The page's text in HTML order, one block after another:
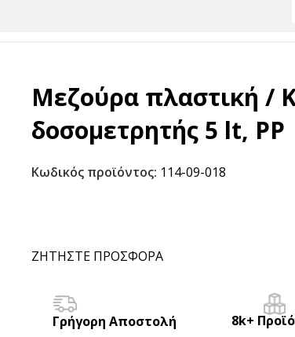
Μεζούρα πλαστική /
δοσομετρητής 5 lt, PP
Κωδικός προϊόντος: 114-09-018
ΖΗΤΗΣΤΕ ΠΡΟΣΦΟΡΑ
Γρήγορη Αποστολή 8k+